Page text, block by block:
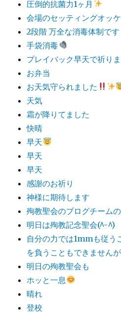
圧倒的抗菌力1ヶ月
会場のセッティングオッ
2段階 万全な消毒体制です
手袋消毒
プレイバック早天で祈り
お弁当
お天気守られました
天気
霜が降りてました
快晴
早天
早天
早天
感謝のお祈り
神様に期待します
殉教聖会のブログチーム
明日は殉教記念聖会(^-^)
自分の力では1mmも従う
を負うこともできませんが
明日の殉教聖会も
ホッと一息
晴れ
登校